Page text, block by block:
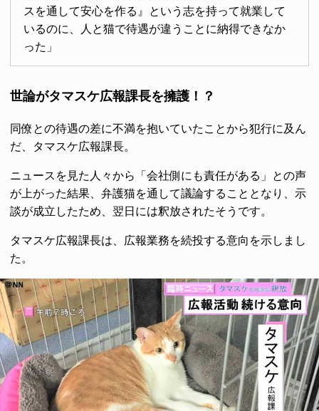
スを通して安心を作る』という志を持って就業して
いるのに、人と猫で待遇が違うことに納得できなか
った」
世論がタマスケ広報課長を擁護！？
同僚との待遇の差に不満を抱いていたことから犯行に及ん
だ、タマスケ広報課長。
ニュースを見た人々から「会社側にも責任がある」との声
が上がった結果、弁護猫を通して議論することとなり、示
談が成立したため、翌日には釈放されたそうです。
タマスケ広報課長は、広報業務を続投する意向を示しまし
た。